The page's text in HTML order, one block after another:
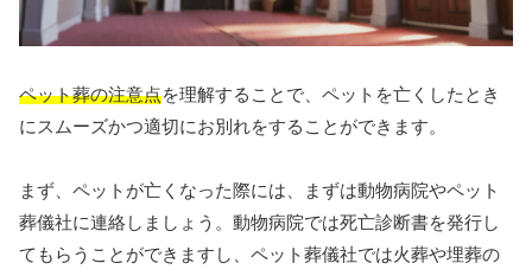
ペット葬の注意点を理解することで、ペットを亡くしたとき
にスムーズかつ適切にお別れをすることができます。
まず、ペットが亡くなった際には、まずは動物病院やペット
葬儀社に連絡しましょう。動物病院では死亡診断書を発行し
てもらうことができますし、ペット葬儀社では火葬や埋葬の